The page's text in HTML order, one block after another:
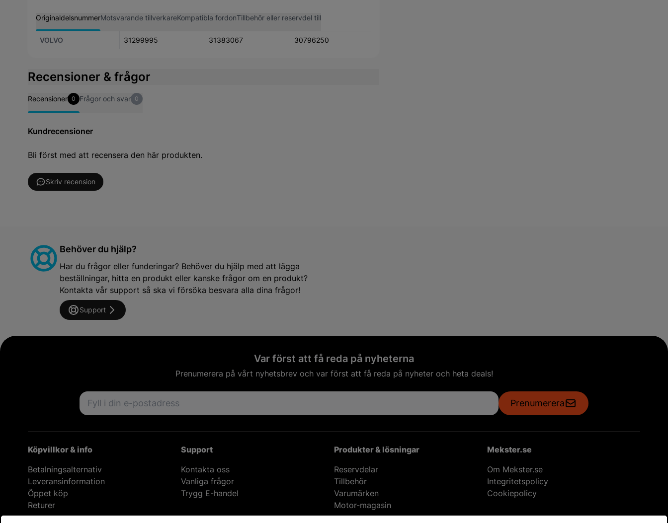
OriginaldelsnummerMotsvarande tillverkareKompatibla fordonTillbehör eller reservdel till
VOLVO 31299995 31383067 30796250
Recensioner & frågor
Recensioner 0 Frågor och svar 0
Kundrecensioner
Bli först med att recensera den här produkten.
Skriv recension
Behöver du hjälp?
Har du frågor eller funderingar? Behöver du hjälp med att lägga
beställningar, hitta en produkt eller kanske frågor om en produkt?
Kontakta vår support så ska vi försöka besvara alla dina frågor!
Support
Var först att få reda på nyheterna
Prenumerera på vårt nyhetsbrev och var först att få reda på nyheter och heta deals!
Email address
Prenumerera
Köpvillkor & info
Betalningsalternativ
Leveransinformation
Öppet köp
Returer
Support
Kontakta oss
Vanliga frågor
Trygg E-handel
Produkter & lösningar
Reservdelar
Tillbehör
Varumärken
Motor-magasin
Mekster.se
Om Mekster.se
Integritetspolicy
Cookiepolicy